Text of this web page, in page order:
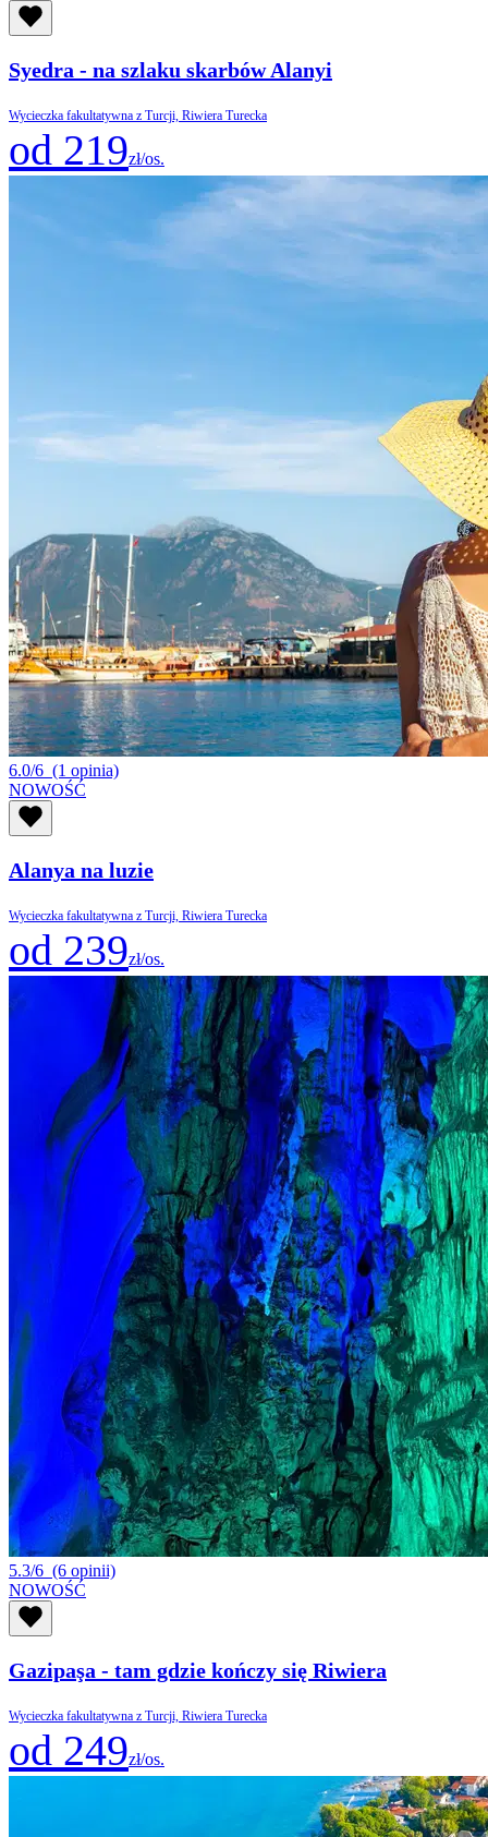
Syedra - na szlaku skarbów Alanyi
Wycieczka fakultatywna z Turcji, Riwiera Turecka
od 219zł/os.
6.0/6 (1 opinia)
NOWOŚĆ
Alanya na luzie
Wycieczka fakultatywna z Turcji, Riwiera Turecka
od 239zł/os.
5.3/6 (6 opinii)
NOWOŚĆ
Gazipaşa - tam gdzie kończy się Riwiera
Wycieczka fakultatywna z Turcji, Riwiera Turecka
od 249zł/os.